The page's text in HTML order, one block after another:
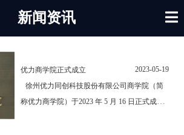
新闻资讯
优力商学院正式成立
2023-05-19
徐州优力同创科技股份有限公司商学院（简
称优力商学院）于2023 年 5 月 16 日正式成